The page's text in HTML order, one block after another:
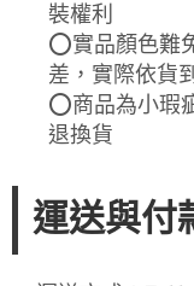
裝權利
⭕實品顏色難
差，實際依貨
⭕商品為小瑕
退換貨
運送與付